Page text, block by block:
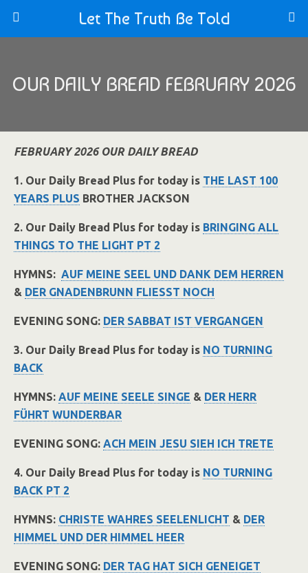
Let The Truth Be Told
OUR DAILY BREAD FEBRUARY 2026
FEBRUARY 2026 OUR DAILY BREAD
1. Our Daily Bread Plus for today is THE LAST 100
YEARS PLUS BROTHER JACKSON
2. Our Daily Bread Plus for today is BRINGING ALL
THINGS TO THE LIGHT PT 2
HYMNS: AUF MEINE SEEL UND DANK DEM HERREN
& DER GNADENBRUNN FLIESST NOCH
EVENING SONG: DER SABBAT IST VERGANGEN
3. Our Daily Bread Plus for today is NO TURNING
BACK
HYMNS: AUF MEINE SEELE SINGE & DER HERR
FÜHRT WUNDERBAR
EVENING SONG: ACH MEIN JESU SIEH ICH TRETE
4. Our Daily Bread Plus for today is NO TURNING
BACK PT 2
HYMNS: CHRISTE WAHRES SEELENLICHT & DER
HIMMEL UND DER HIMMEL HEER
EVENING SONG: DER TAG HAT SICH GENEIGET